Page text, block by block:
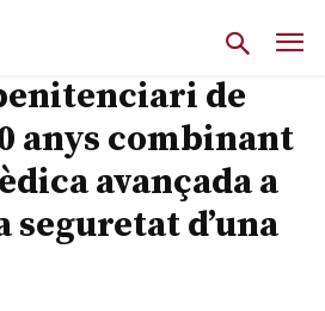
de
anys combinant
avançada a
seguretat d’una